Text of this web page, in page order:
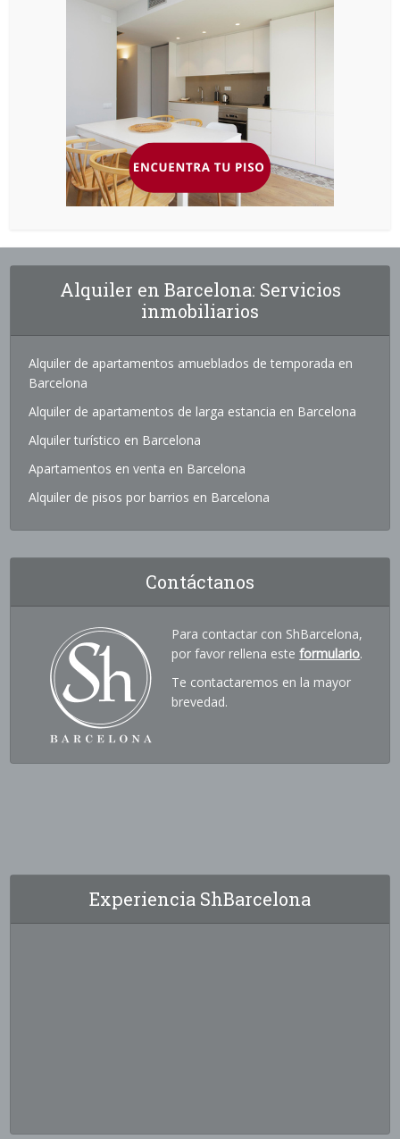
Alquiler en Barcelona: Servicios
inmobiliarios
Alquiler de apartamentos amueblados de temporada en
Barcelona
Alquiler de apartamentos de larga estancia en Barcelona
Alquiler turístico en Barcelona
Apartamentos en venta en Barcelona
Alquiler de pisos por barrios en Barcelona
Contáctanos
Para contactar con ShBarcelona,
por favor rellena esteformulario.
Te contactaremos en la mayor
brevedad.
Experiencia ShBarcelona